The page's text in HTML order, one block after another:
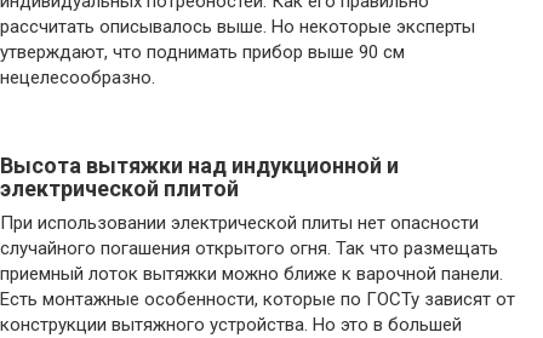
рассчитать описывалось выше. Но некоторые эксперты
утверждают, что поднимать прибор выше 90 см
нецелесообразно.
Высота вытяжки над индукционной и
электрической плитой
При использовании электрической плиты нет опасности
случайного погашения открытого огня. Так что размещать
приемный лоток вытяжки можно ближе к варочной панели.
Есть монтажные особенности, которые по ГОСТу зависят от
конструкции вытяжного устройства. Но это в большей